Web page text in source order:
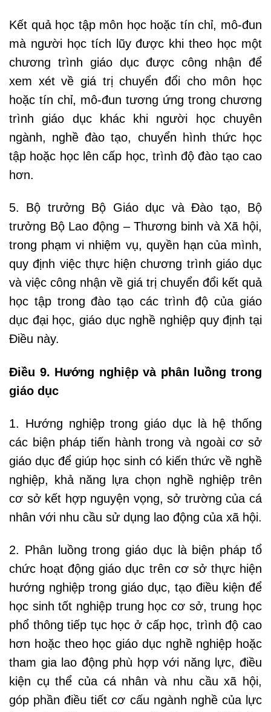
Kết quả học tập môn học hoặc tín chỉ, mô-đun
mà người học tích lũy được khi theo học một
chương trình giáo dục được công nhận để
xem xét về giá trị chuyển đổi cho môn học
hoặc tín chỉ, mô-đun tương ứng trong chương
trình giáo dục khác khi người học chuyên
ngành, nghề đào tạo, chuyển hình thức học
tập hoặc học lên cấp học, trình độ đào tạo cao
hơn.
5. Bộ trưởng Bộ Giáo dục và Đào tạo, Bộ
trưởng Bộ Lao động – Thương binh và Xã hội,
trong phạm vi nhiệm vụ, quyền hạn của mình,
quy định việc thực hiện chương trình giáo dục
và việc công nhận về giá trị chuyển đổi kết quả
học tập trong đào tạo các trình độ của giáo
dục đại học, giáo dục nghề nghiệp quy định tại
Điều này.
Điều 9. Hướng nghiệp và phân luồng trong
giáo dục
1. Hướng nghiệp trong giáo dục là hệ thống
các biện pháp tiến hành trong và ngoài cơ sở
giáo dục để giúp học sinh có kiến thức về nghề
nghiệp, khả năng lựa chọn nghề nghiệp trên
cơ sở kết hợp nguyện vọng, sở trường của cá
nhân với nhu cầu sử dụng lao động của xã hội.
2. Phân luồng trong giáo dục là biện pháp tổ
chức hoạt động giáo dục trên cơ sở thực hiện
hướng nghiệp trong giáo dục, tạo điều kiện để
học sinh tốt nghiệp trung học cơ sở, trung học
phổ thông tiếp tục học ở cấp học, trình độ cao
hơn hoặc theo học giáo dục nghề nghiệp hoặc
tham gia lao động phù hợp với năng lực, điều
kiện cụ thể của cá nhân và nhu cầu xã hội,
góp phần điều tiết cơ cấu ngành nghề của lực